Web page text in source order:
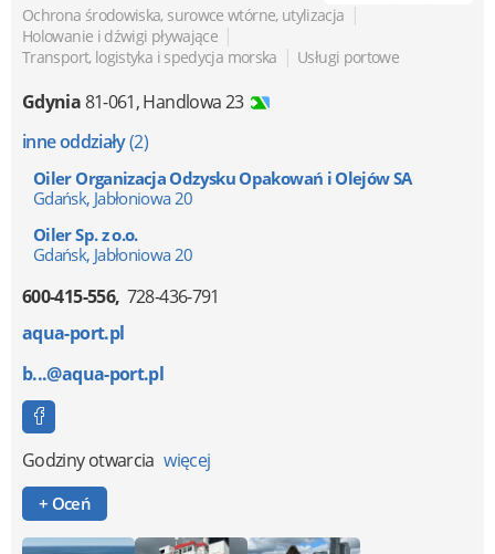
Ochrona środowiska, surowce wtórne, utylizacja |
Holowanie i dźwigi pływające |
Transport, logistyka i spedycja morska | Usługi portowe
Gdynia81-061,Handlowa 23
inne oddziały(2)
Oiler Organizacja Odzysku Opakowań i Olejów SA
Gdańsk, Jabłoniowa 20
Oiler Sp. z o.o.
Gdańsk, Jabłoniowa 20
600-415-556 728-436-791
aqua-port.pl
b...@aqua-port.pl
Godziny otwarcia więcej
+ Oceń